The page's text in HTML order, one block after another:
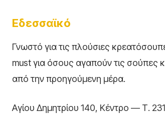
Εδεσσαϊκό
Γνωστό για τις πλούσιες
must για όσους αγαπούν τις σούπες
από την προηγούμενη μέρα.
Αγίου Δημητρίου 140, Κέντρο — Τ.